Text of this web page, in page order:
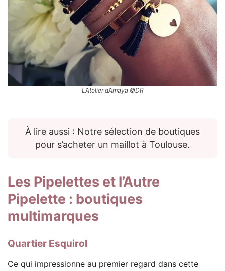
L’Atelier d’Amaya ©DR
À lire aussi : Notre sélection de boutiques
pour s’acheter un maillot à Toulouse.
Les Pipelettes et l’Autre
Pipelette : boutiques
multimarques
Quartier Esquirol
Ce qui impressionne au premier regard dans cette